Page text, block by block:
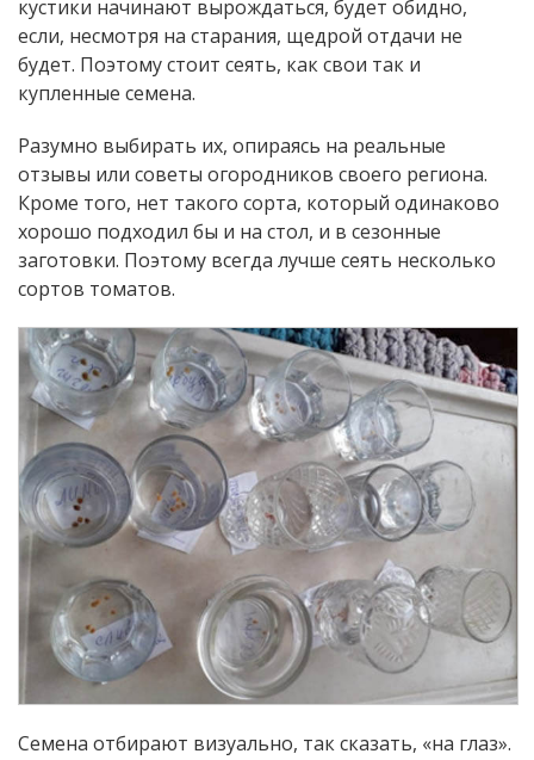
кустики начинают вырождаться, будет обидно,
если, несмотря на старания, щедрой отдачи не
будет. Поэтому стоит сеять, как свои так и
купленные семена.
Разумно выбирать их, опираясь на реальные
отзывы или советы огородников своего региона.
Кроме того, нет такого сорта, который одинаково
хорошо подходил бы и на стол, и в сезонные
заготовки. Поэтому всегда лучше сеять несколько
сортов томатов.
Семена отбирают визуально, так сказать, «на глаз».